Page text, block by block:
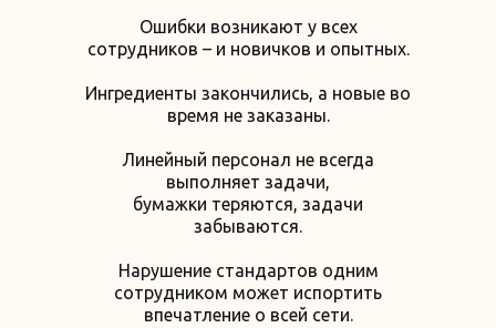
Ошибки возникают у всех
сотрудников – и новичков и опытных.
Ингредиенты закончились, а новые во
время не заказаны.
Линейный персонал не всегда
выполняет задачи,
бумажки теряются, задачи
забываются.
Нарушение стандартов одним
сотрудником может испортить
впечатление о всей сети.